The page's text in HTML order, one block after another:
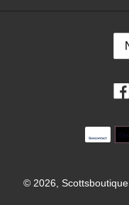
L
© 2026, Scottsboutique